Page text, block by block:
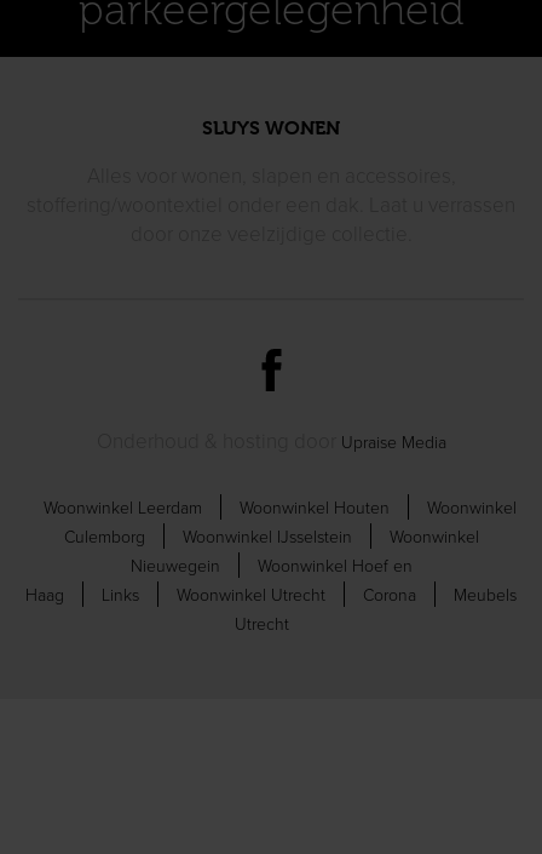
SLUYS WONEN
Upraise Media
Woonwinkel Leerdam Woonwinkel Houten
Woonwinkel
Culemborg
Woonwinkel IJsselstein
Woonwinkel
Nieuwegein
Woonwinkel Hoef en
Haag
Links Woonwinkel Utrecht Corona
Meubels
Utrecht